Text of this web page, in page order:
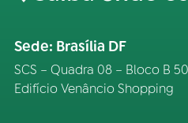
Sede: Brasília DF
SCS – Quadra 08 – Bloco B
Edifício Venâncio Shopping